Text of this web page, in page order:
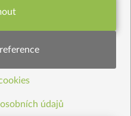
(vždy
údajů